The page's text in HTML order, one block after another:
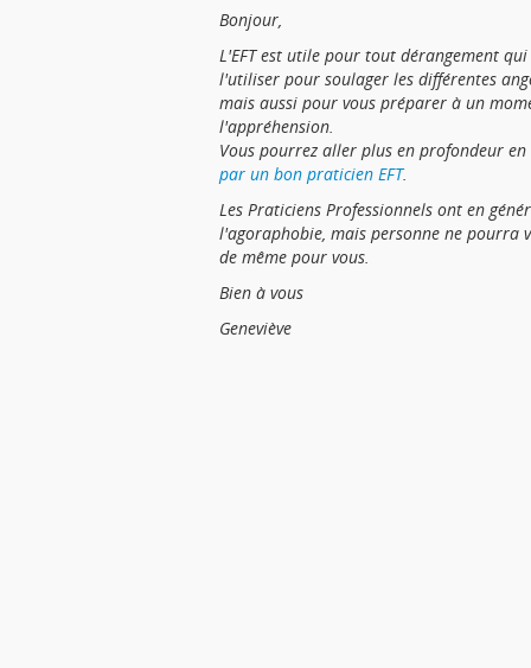
Bonjour,
L'EFT est utile pour tout dérangement
l'utiliser pour soulager les différentes
mais aussi pour vous préparer à un
l'appréhension.
Vous pourrez aller plus en profondeur
par un bon praticien EFT.
Les Praticiens Professionnels ont en
l'agoraphobie, mais personne ne pourra
de même pour vous.
Bien à vous
Geneviève